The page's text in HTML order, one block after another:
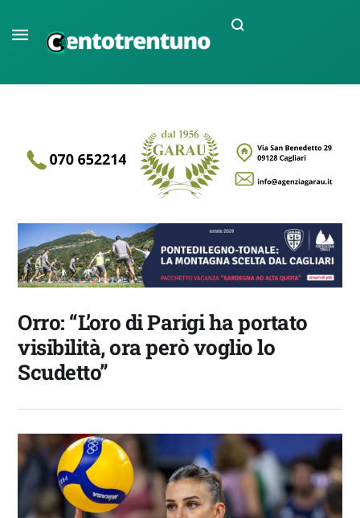
Orro: “L’oro di Parigi ha portato
visibilità, ora però voglio lo
Scudetto”